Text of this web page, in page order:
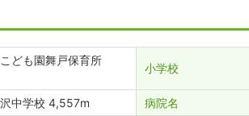
ども園舞戸保育所
小学校
中学校 4,557m 病院名